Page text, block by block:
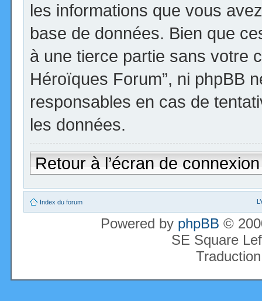
les informations que vous
base de données. Bien que
à une tierce partie sans votre
Héroïques Forum”, ni phpBB
responsables en cas de
les données.
Retour à l’écran de connexion
Index du forum
Powered by phpBB ©
SE Square